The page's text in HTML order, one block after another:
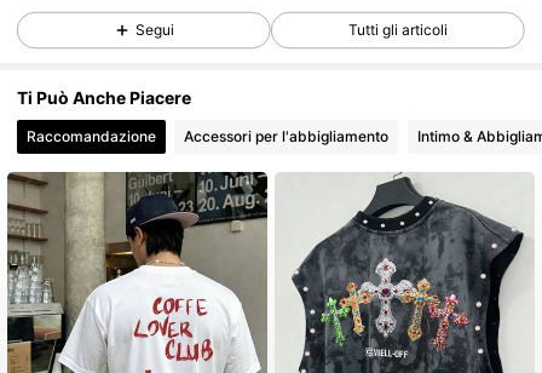
4.63
4.63 318 Follower
4.63 318 Follower
4.63 318 Follower
4.63 318 Follower
Segui Tutti gli articoli
Ti Può Anche Piacere
Raccomandazione Accessori per l'abbigliamento Intimo &